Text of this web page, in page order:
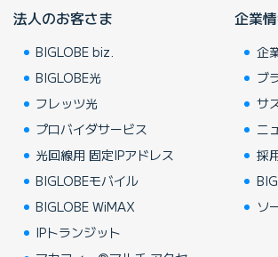
法人のお客さま
BIGLOBE biz.
BIGLOBE光
フレッツ光
プロバイダサービス
光回線用 固定IPアドレス
BIGLOBEモバイル
BIGLOBE WiMAX
IPトランジット
企業
企
ブ
サ
ニ
採
ソ